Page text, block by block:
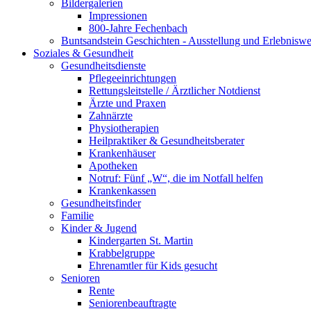
Bildergalerien
Impressionen
800-Jahre Fechenbach
Buntsandstein Geschichten - Ausstellung und
Soziales & Gesundheit
Gesundheitsdienste
Pflegeeinrichtungen
Rettungsleitstelle / Ärztlicher Notdienst
Ärzte und Praxen
Zahnärzte
Physiotherapien
Heilpraktiker & Gesundheitsberater
Krankenhäuser
Apotheken
Notruf: Fünf „W“, die im Notfall helfen
Krankenkassen
Gesundheitsfinder
Familie
Kinder & Jugend
Kindergarten St. Martin
Krabbelgruppe
Ehrenamtler für Kids gesucht
Senioren
Rente
Seniorenbeauftragte